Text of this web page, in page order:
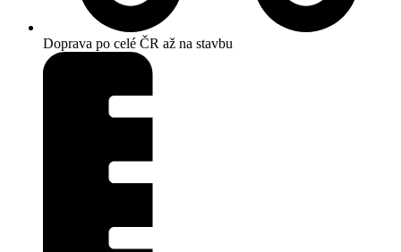
Doprava po celé ČR až na stavbu